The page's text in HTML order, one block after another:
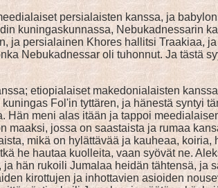
persialaisten kanssa, ja
kuningaskunnassa, Nebukadnessarin
persialainen Khores hallitsi Traakiaa,
Nebukadnessar oli tuhonnut. Ja tästä
etiopialaiset makedonialaisten
Fol'in tyttären, ja hänestä syntyi
meni alas itään ja tappoi
jossa on saastaista ja rumaa
mikä on hylättävää ja kauheaa, koiria,
he hautaa kuolleita, vaan syövät ne.
hän rukoili Jumalaa heidän tähtensä, ja
kirottujen ja inhottavien asioiden